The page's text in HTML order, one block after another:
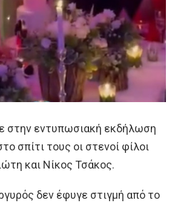
στην εντυπωσιακή εκδήλωση
σπίτι τους οι στενοί φίλοι
και Νίκος Τσάκος.
δεν έφυγε στιγμή από το